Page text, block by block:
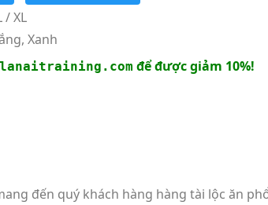
/ XL
Xanh
để được giảm 10%!
đến quý khách hàng hàng tài lộc ăn